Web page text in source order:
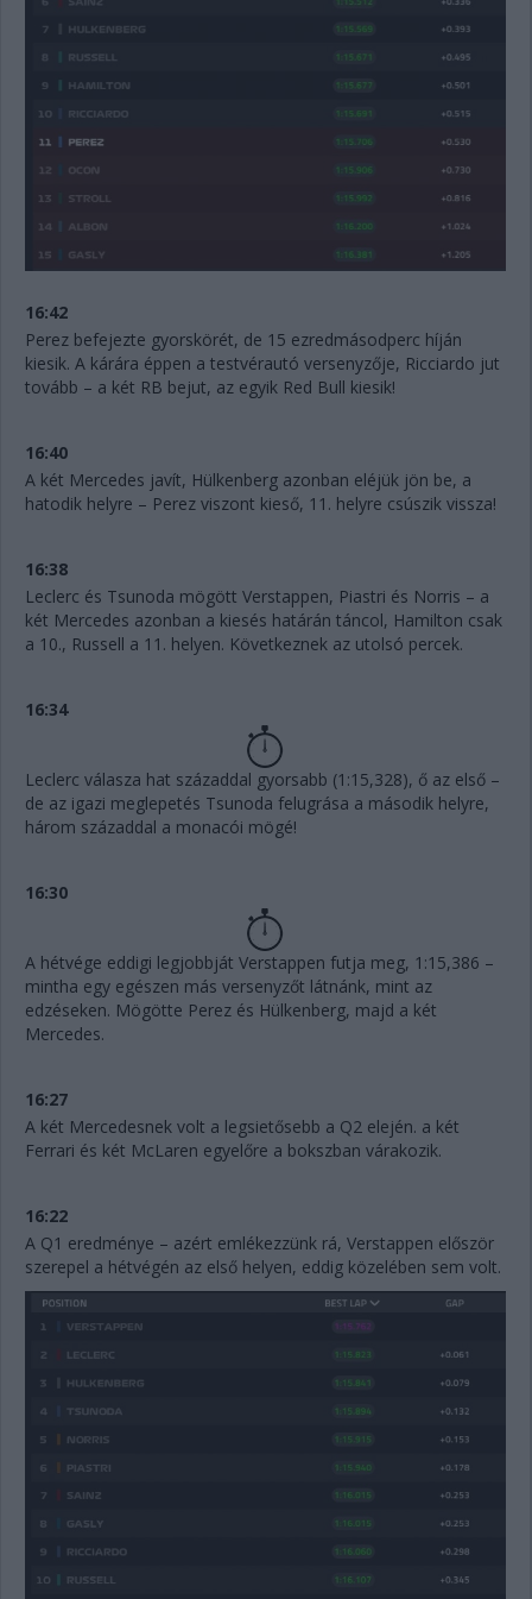
16:42
Perez befejezte gyorskörét, de 15 ezredmásodperc híján
kiesik. A kárára éppen a testvérautó versenyzője, Ricciardo jut
tovább – a két RB bejut, az egyik Red Bull kiesik!
16:40
A két Mercedes javít, Hülkenberg azonban eléjük jön be, a
hatodik helyre – Perez viszont kieső, 11. helyre csúszik vissza!
16:38
Leclerc és Tsunoda mögött Verstappen, Piastri és Norris – a
két Mercedes azonban a kiesés határán táncol, Hamilton csak
a 10., Russell a 11. helyen. Következnek az utolsó percek.
16:34
Leclerc válasza hat századdal gyorsabb (1:15,328), ő az első –
de az igazi meglepetés Tsunoda felugrása a második helyre,
három századdal a monacói mögé!
16:30
A hétvége eddigi legjobbját Verstappen futja meg, 1:15,386 –
mintha egy egészen más versenyzőt látnánk, mint az
edzéseken. Mögötte Perez és Hülkenberg, majd a két
Mercedes.
16:27
A két Mercedesnek volt a legsietősebb a Q2 elején. a két
Ferrari és két McLaren egyelőre a bokszban várakozik.
16:22
A Q1 eredménye – azért emlékezzünk rá, Verstappen először
szerepel a hétvégén az első helyen, eddig közelében sem volt.